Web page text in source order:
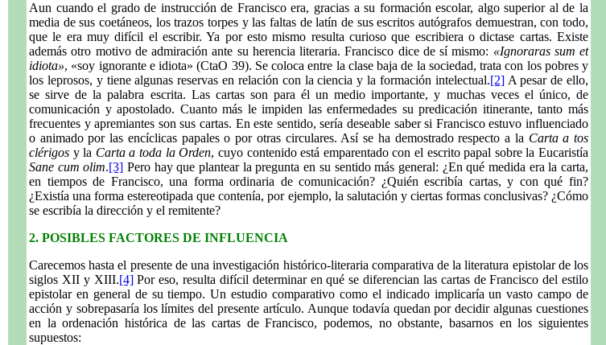
Aun cuando el grado de instrucción de Francisco era, gracias a su formación escolar, algo superior al de la
media de sus coetáneos, los trazos torpes y las faltas de latín de sus escritos autógrafos demuestran, con todo,
que le era muy difícil el escribir. Ya por esto mismo resulta curioso que escribiera o dictase cartas. Existe
además otro motivo de admiración ante su herencia literaria. Francisco dice de sí mismo: «Ignoraras sum et
idiota», «soy ignorante e idiota» (CtaO 39). Se coloca entre la clase baja de la sociedad, trata con los pobres y
los leprosos, y tiene algunas reservas en relación con la ciencia y la formación intelectual.[2]A pesar de ello,
se sirve de la palabra escrita. Las cartas son para él un medio importante, y muchas veces el único, de
comunicación y apostolado. Cuanto más le impiden las enfermedades su predicación itinerante, tanto más
frecuentes y apremiantes son sus cartas. En este sentido, sería deseable saber si Francisco estuvo influenciado
o animado por las encíclicas papales o por otras circulares. Así se ha demostrado respecto a la Carta a tos
clérigos y la Carta a toda la Orden, cuyo contenido está emparentado con el escrito papal sobre la Eucaristía
Sane cum olim.[3] Pero hay que plantear la pregunta en su sentido más general: ¿En qué medida era la carta,
en tiempos de Francisco, una forma ordinaria de comunicación? ¿Quién escribía cartas, y con qué fin?
¿Existía una forma estereotipada que contenía, por ejemplo, la salutación y ciertas formas conclusivas? ¿Cómo
se escribía la dirección y el remitente?
2. POSIBLES FACTORES DE INFLUENCIA
Carecemos hasta el presente de una investigación histórico-literaria comparativa de la literatura epistolar de los
siglos XII y XIII.[4]Por eso, resulta difícil determinar en qué se diferencian las cartas de Francisco del estilo
epistolar en general de su tiempo. Un estudio comparativo como el indicado implicaría un vasto campo de
acción y sobrepasaría los límites del presente artículo. Aunque todavía quedan por decidir algunas cuestiones
en la ordenación histórica de las cartas de Francisco, podemos, no obstante, basarnos en los siguientes
supuestos: